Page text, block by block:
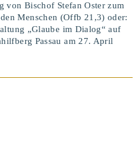
von Bischof Stefan Oster zum
Menschen (Offb 21,3) oder:
„Glaube im Dialog“ auf
Passau am 27. April